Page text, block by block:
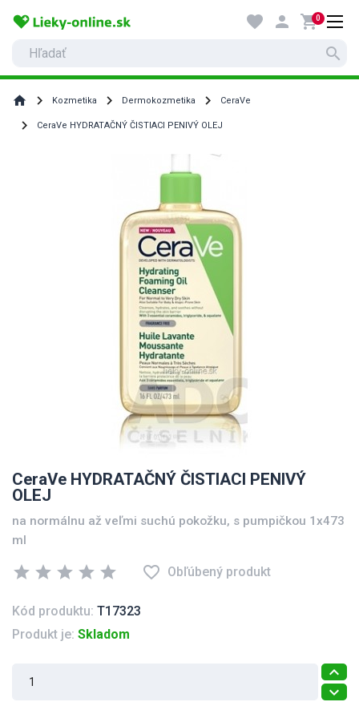
search
favorite person shopping_cart0
home Kozmetika Dermokozmetika CeraVe
CeraVe HYDRATAČNÝ ČISTIACI PENIVÝ OLEJ
CeraVe HYDRATAČNÝ ČISTIACI PENIVÝ
OLEJ
na normálnu až veľmi suchú pokožku, s pumpičkou 1x473
ml
star star star star star favorite_border Obľúbený produkt
Kód produktu: T17323
Produkt je: Skladom